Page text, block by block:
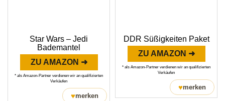
Star Wars – Jedi
Bademantel
ZU AMAZON ➜
* als Amazon-Partner verdienen wir an qualifizierten
Verkäufen
♥merken
DDR Süßigkeiten Paket
ZU AMAZON ➜
* als Amazon-Partner verdienen wir an qualifizierten
Verkäufen
♥merken